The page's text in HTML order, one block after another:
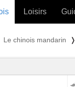
Loisirs
PLUS (24
Le chinois mandarin